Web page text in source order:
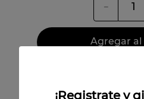
－
Agregar
Condiciones para
¡Registrate y